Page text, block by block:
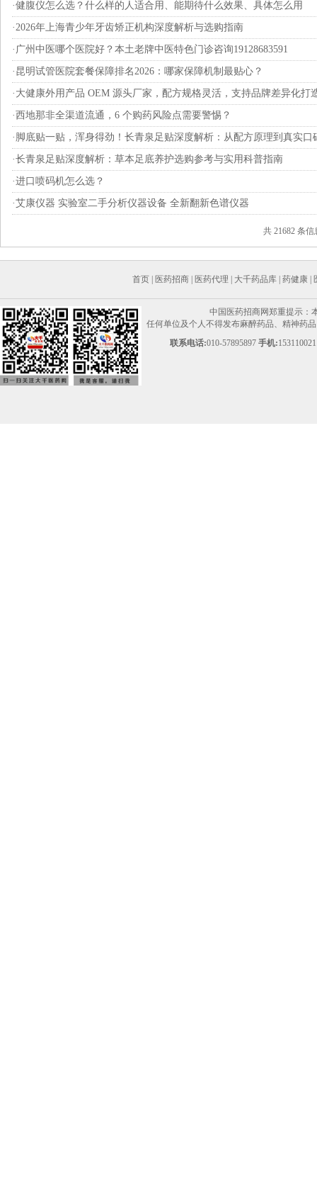
·健腹仪怎么选？什么样的人适合用、能期待什么效果、具体怎么用
·2026年上海青少年牙齿矫正机构深度解析与选购指南
· 广州中医哪个医院好？本土老牌中医特色门诊咨询19128683591
· 昆明试管医院套餐保障排名2026：哪家保障机制最贴心？
· 大健康外用产品 OEM 源头厂家，配方规格灵活，支持品牌差异化打
· 西地那非全渠道流通，6 个购药风险点需要警惕？
· 脚底贴一贴，浑身得劲！长青泉足贴深度解析：从配方原理到真实口
·长青泉足贴深度解析：草本足底养护选购参考与实用科普指南
·进口喷码机怎么选？
·艾康仪器 实验室二手分析仪器设备 全新翻新色谱仪器
共 21682 条
首页| 医药招商| 医药代理 大千药品库| 药健康|
中国医药招商网郑重提示：
任何单位及个人不得发布麻醉药品、精神药
联系电话:010-57895897 手机: